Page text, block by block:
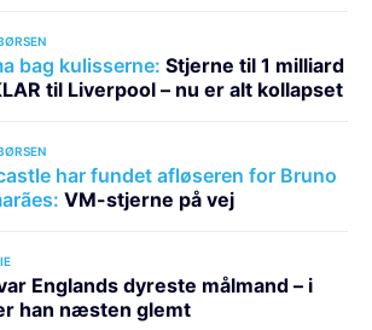
bag kulisserne: Stjerne til 1 milliard
til Liverpool – nu er alt kollapset
har fundet afløseren for Bruno
VM-stjerne på vej
Englands dyreste målmand – i
han næsten glemt